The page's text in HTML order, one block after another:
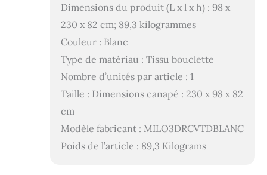
Dimensions du produit (L x l x h) : 98 x
230 x 82 cm; 89,3 kilogrammes
Couleur : Blanc
Type de matériau : Tissu bouclette
Nombre d’unités par article : 1
Taille : Dimensions canapé : 230 x 98 x 82
cm
Modèle fabricant : MILO3DRCVTDBLANC
Poids de l’article : 89,3 Kilograms